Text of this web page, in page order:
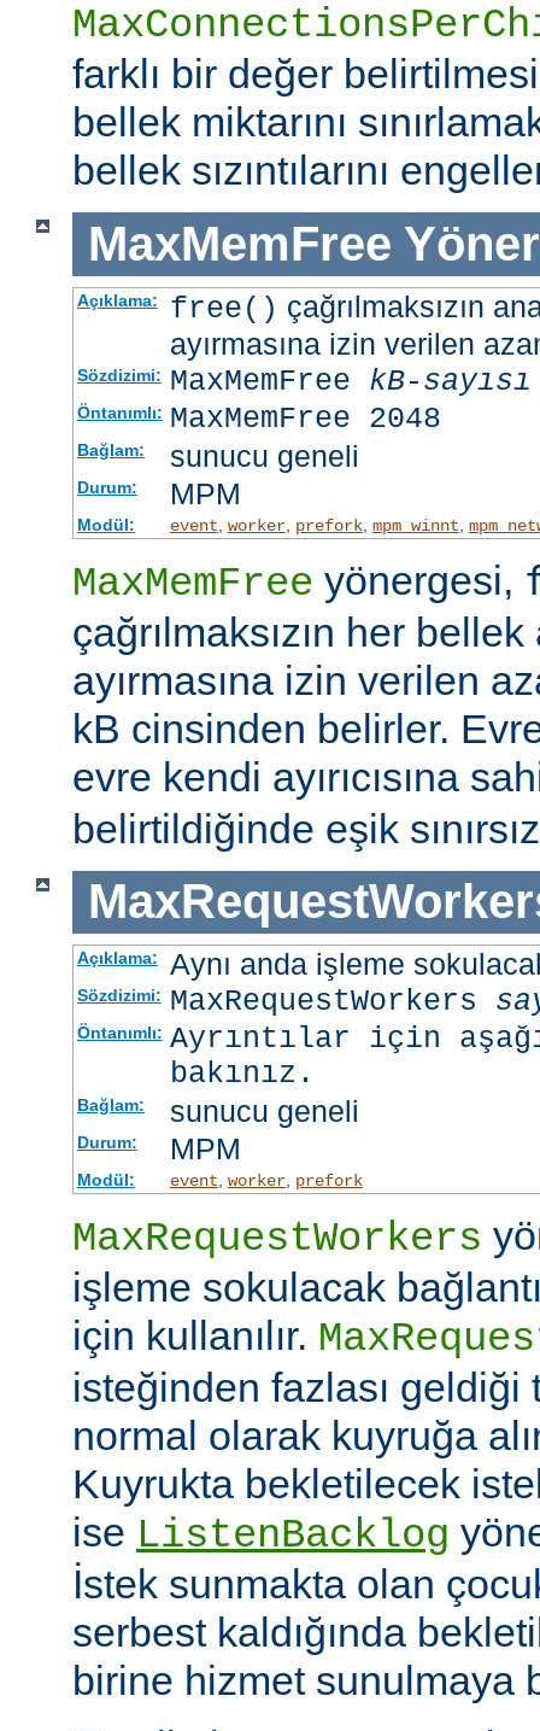
farklı bir değer
bellek miktarını
bellek sızıntılarını
MaxMemFree
Açıklama: free() çağrılmaksızın
ayırmasına izin verilen
Sözdizimi: MaxMemFree kB-sayısı
Öntanımlı: MaxMemFree 2048
Bağlam: sunucu geneli
Durum: MPM
Modül: event worker, prefork, mpm_winnt
MaxMemFree yönergesi,
çağrılmaksızın her bellek
ayırmasına izin verilen
kB cinsinden belirler.
evre kendi ayırıcısına
belirtildiğinde eşik
Açıklama: Aynı anda işleme
Sözdizimi: MaxRequestWorkers
Öntanımlı: Ayrıntılar için
bakınız.
Bağlam: sunucu geneli
Durum: MPM
Modül: event worker, prefork
MaxRequestWorkers
işleme sokulacak bağlantı
için kullanılır.
isteğinden fazlası
normal olarak kuyruğa
Kuyrukta bekletilecek
ise ListenBacklog
İstek sunmakta olan
serbest kaldığında
birine hizmet sunulmaya